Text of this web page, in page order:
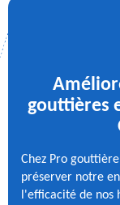
gouttières
Chez Pro
préserver notre
l'efficacité de nos